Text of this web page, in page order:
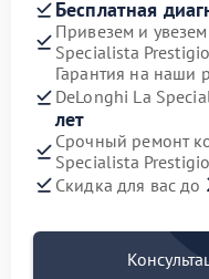
Бесплатная
Привезем и
Specialista
Гарантия на наши
DeLonghi La
лет
Срочный ремонт
Specialista
Скидка для вас до